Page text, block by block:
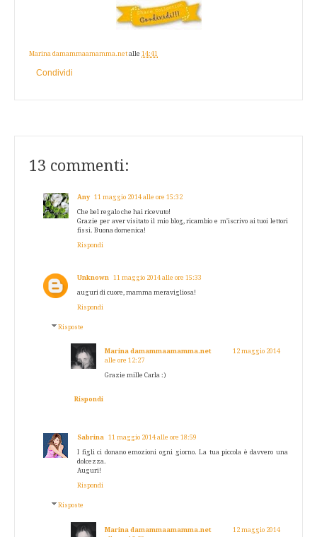
Marina damammaamamma.net alle 14:41
Condividi
13 commenti:
Any 11 maggio 2014 alle ore 15:32
Che bel regalo che hai ricevuto!
Grazie per aver visitato il mio blog, ricambio e m'iscrivo ai tuoi lettori
fissi. Buona domenica!
Rispondi
Unknown 11 maggio 2014 alle ore 15:33
auguri di cuore, mamma meravigliosa!
Rispondi
Risposte
Marina damammaamamma.net
12 maggio 2014
alle ore 12:27
Grazie mille Carla :)
Rispondi
Sabrina 11 maggio 2014 alle ore 18:59
I figli ci donano emozioni ogni giorno. La tua piccola è davvero una
dolcezza.
Auguri!
Rispondi
Risposte
Marina damammaamamma.net
12 maggio 2014